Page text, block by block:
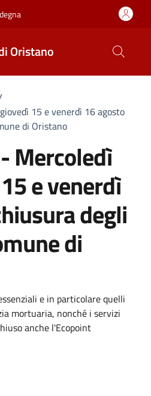
Oristano
15 e venerdì 16 agosto
di Oristano
Mercoledì
e venerdì
degli
di
e in particolare quelli
mortuaria, nonché i servizi
anche l'Ecopoint